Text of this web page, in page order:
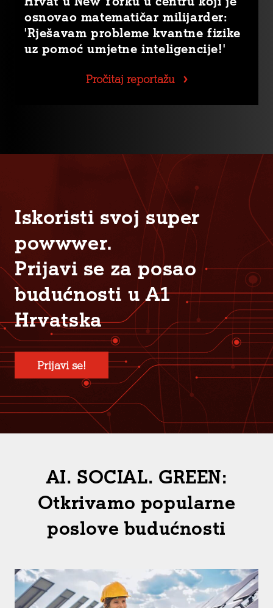
osnovao matematičar milijarder:
'Rješavam probleme kvantne fizike
uz pomoć umjetne inteligencije!'
Pročitaj reportažu
Iskoristi svoj super
powwwer.
Prijavi se za posao
budućnosti u A1
Hrvatska
Prijavi se!
AI. SOCIAL. GREEN:
Otkrivamo popularne
poslove budućnosti